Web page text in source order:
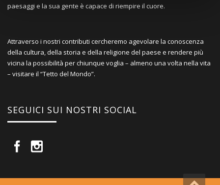
paesaggi e la sua gente è capace di riempire il cuore.
Attraverso i nostri contributi cercheremo agevolare la conoscenza
della cultura, della storia e della religione del paese e rendere più
vicina la possibilità per chiunque voglia – almeno una volta nella vita
– visitare il “Tetto del Mondo”.
SEGUICI SUI NOSTRI SOCIAL